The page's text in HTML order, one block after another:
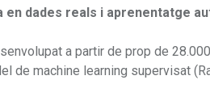
en dades reals i aprenentatge
a partir de prop de
de machine learning supervisat